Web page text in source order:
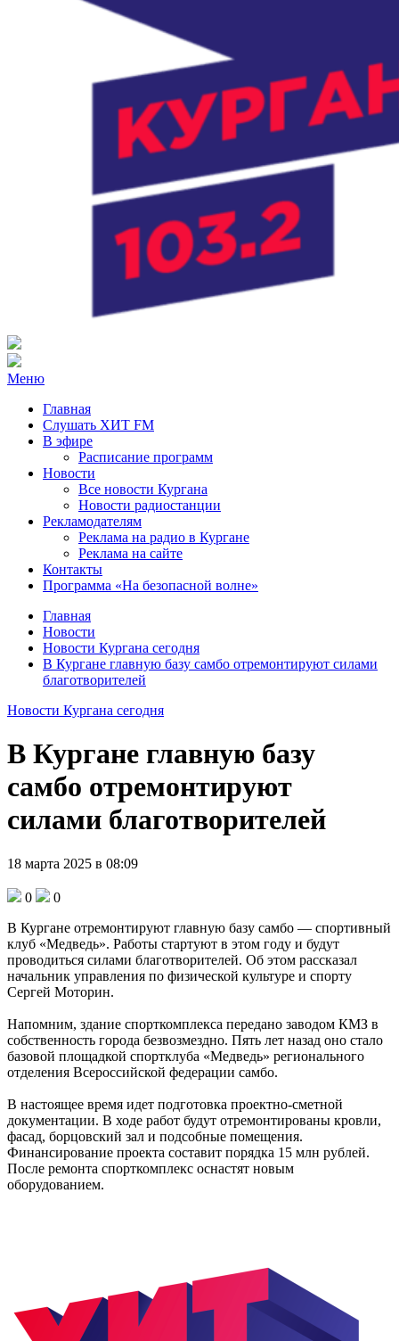
Радио ХИТ FM Курган
103.2 FM
Меню
Главная
Слушать ХИТ FM
В эфире
Расписание программ
Новости
Все новости Кургана
Новости радиостанции
Рекламодателям
Реклама на радио в Кургане
Реклама на сайте
Контакты
Программа «На безопасной волне»
Главная
Новости
Новости Кургана сегодня
В Кургане главную базу самбо отремонтируют силами
благотворителей
Новости Кургана сегодня
В Кургане главную базу
самбо отремонтируют
силами благотворителей
18 марта 2025 в 08:09
0
0
В Кургане отремонтируют главную базу самбо — спортивный
клуб «Медведь». Работы стартуют в этом году и будут
проводиться силами благотворителей. Об этом рассказал
начальник управления по физической культуре и спорту
Сергей Моторин.
Напомним, здание спорткомплекса передано заводом КМЗ в
собственность города безвозмездно. Пять лет назад оно стало
базовой площадкой спортклуба «Медведь» регионального
отделения Всероссийской федерации самбо.
В настоящее время идет подготовка проектно-сметной
документации. В ходе работ будут отремонтированы кровли,
фасад, борцовский зал и подсобные помещения.
Финансирование проекта составит порядка 15 млн рублей.
После ремонта спорткомплекс оснастят новым
оборудованием.